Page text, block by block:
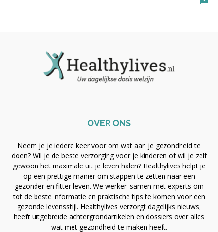
OVER ONS
Neem je je iedere keer voor om wat aan je gezondheid te
doen? Wil je de beste verzorging voor je kinderen of wil je zelf
gewoon het maximale uit je leven halen? Healthylives helpt je
op een prettige manier om stappen te zetten naar een
gezonder en fitter leven. We werken samen met experts om
tot de beste informatie en praktische tips te komen voor een
gezonde levensstijl. Healthylives verzorgt dagelijks nieuws,
heeft uitgebreide achtergrondartikelen en dossiers over alles
wat met gezondheid te maken heeft.